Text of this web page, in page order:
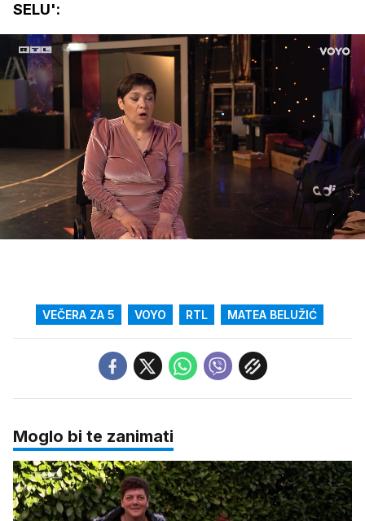
SELU':
Upali
zvuk
/
Loaded:
27.57%
VEČERA ZA 5 VOYO RTL MATEA BELUŽIĆ
Moglo bi te zanimati